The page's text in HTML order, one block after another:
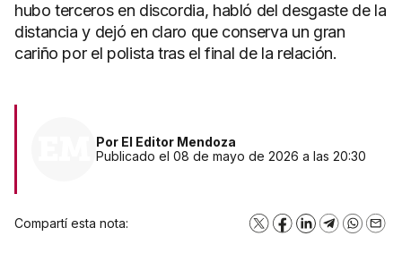
hubo terceros en discordia, habló del desgaste de la
distancia y dejó en claro que conserva un gran
cariño por el polista tras el final de la relación.
Por El Editor Mendoza
Publicado el 08 de mayo de 2026 a las 20:30
Compartí esta nota: X Facebook
LinkedInTelegram